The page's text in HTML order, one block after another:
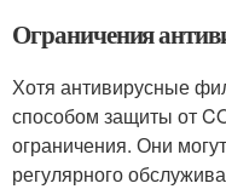
Ограничения
Хотя антивирусные
способом защиты от
ограничения. Они
регулярного